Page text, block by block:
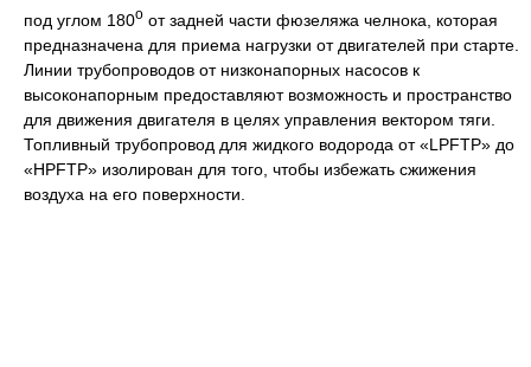
под углом 180o от задней части фюзеляжа челнока, которая
предназначена для приема нагрузки от двигателей при старте.
Линии трубопроводов от низконапорных насосов к
высоконапорным предоставляют возможность и пространство
для движения двигателя в целях управления вектором тяги.
Топливный трубопровод для жидкого водорода от «LPFTP» до
«HPFTP» изолирован для того, чтобы избежать сжижения
воздуха на его поверхности.